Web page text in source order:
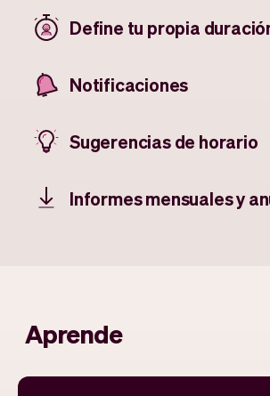
Define tu propia
Notificaciones
Sugerencias de horario
Informes mensuales y
Aprende